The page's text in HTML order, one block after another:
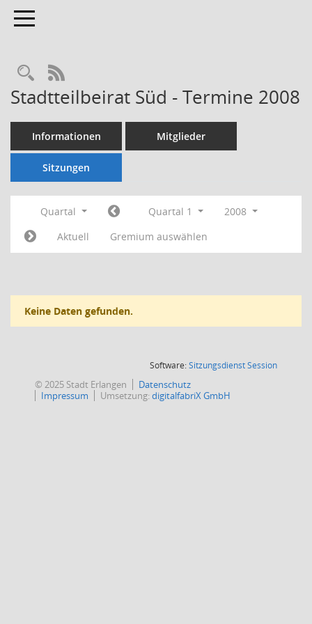
Toggle navigation
Rechercheauswahl
RSS-Feed
Stadtteilbeirat Süd - Termine 2008
Informationen Mitglieder
Sitzungen
Quartal Quartal 1
2008
Aktuell
Gremium auswählen
Keine Daten gefunden.
Software:SitzungsdienstSession(Wird in
© 2025 Stadt Erlangen
Datenschutz
Impressum
Umsetzung:digitalfabriX GmbH